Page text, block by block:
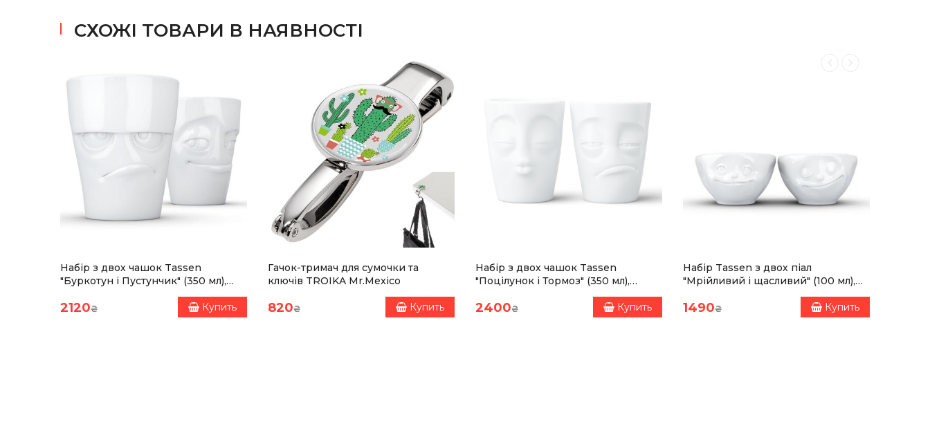
СХОЖІ ТОВАРИ В НАЯВНОСТІ
Набір з двох чашок Tassen
"Буркотун і Пустунчик" (350 мл),
2120₴ Купить
Гачок-тримач для сумочки та
ключів TROIKA Mr.Mexico
820₴ Купить
Набір з двох чашок Tassen
"Поцілунок і Тормоз" (350 мл),
2400₴ Купить
Набір Tassen з двох піал
"Мрійливий і щасливий" (100 мл),
1490₴ Купить